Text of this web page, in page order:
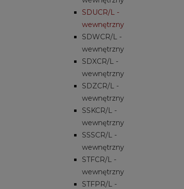
SDUCR/L -
wewnętrzny
SDWCR/L -
wewnętrzny
SDXCR/L -
wewnętrzny
SDZCR/L -
wewnętrzny
SSKCR/L -
wewnętrzny
SSSCR/L -
wewnętrzny
STFCR/L -
wewnętrzny
STFPR/L -